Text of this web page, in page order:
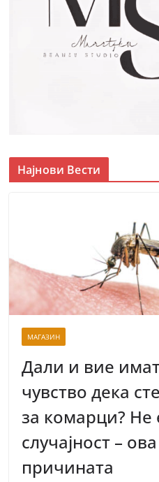
Најнови Вести
МАГАЗИН
Дали и вие
чувство дека
за комарци? Не
случајност –
причината